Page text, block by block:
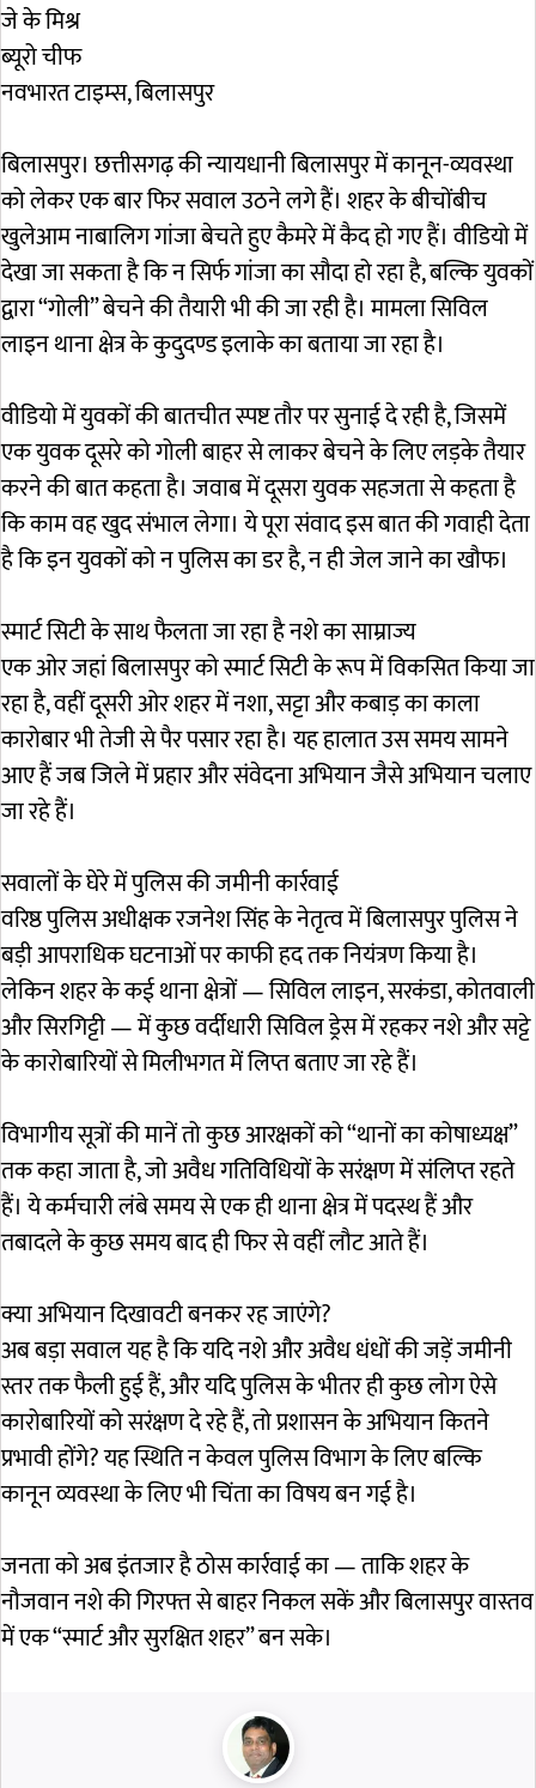
जे के मिश्र
ब्यूरो चीफ
नवभारत टाइम्स, बिलासपुर
बिलासपुर। छत्तीसगढ़ की न्यायधानी बिलासपुर में कानून-व्यवस्था
को लेकर एक बार फिर सवाल उठने लगे हैं। शहर के बीचोंबीच
खुलेआम नाबालिग गांजा बेचते हुए कैमरे में कैद हो गए हैं। वीडियो में
देखा जा सकता है कि न सिर्फ गांजा का सौदा हो रहा है, बल्कि युवकों
द्वारा “गोली” बेचने की तैयारी भी की जा रही है। मामला सिविल
लाइन थाना क्षेत्र के कुदुदण्ड इलाके का बताया जा रहा है।
वीडियो में युवकों की बातचीत स्पष्ट तौर पर सुनाई दे रही है, जिसमें
एक युवक दूसरे को गोली बाहर से लाकर बेचने के लिए लड़के तैयार
करने की बात कहता है। जवाब में दूसरा युवक सहजता से कहता है
कि काम वह खुद संभाल लेगा। ये पूरा संवाद इस बात की गवाही देता
है कि इन युवकों को न पुलिस का डर है, न ही जेल जाने का खौफ।
स्मार्ट सिटी के साथ फैलता जा रहा है नशे का साम्राज्य
एक ओर जहां बिलासपुर को स्मार्ट सिटी के रूप में विकसित किया जा
रहा है, वहीं दूसरी ओर शहर में नशा, सट्टा और कबाड़ का काला
कारोबार भी तेजी से पैर पसार रहा है। यह हालात उस समय सामने
आए हैं जब जिले में प्रहार और संवेदना अभियान जैसे अभियान चलाए
जा रहे हैं।
सवालों के घेरे में पुलिस की जमीनी कार्रवाई
वरिष्ठ पुलिस अधीक्षक रजनेश सिंह के नेतृत्व में बिलासपुर पुलिस ने
बड़ी आपराधिक घटनाओं पर काफी हद तक नियंत्रण किया है।
लेकिन शहर के कई थाना क्षेत्रों — सिविल लाइन, सरकंडा, कोतवाली
और सिरगिट्टी — में कुछ वर्दीधारी सिविल ड्रेस में रहकर नशे और सट्टे
के कारोबारियों से मिलीभगत में लिप्त बताए जा रहे हैं।
विभागीय सूत्रों की मानें तो कुछ आरक्षकों को “थानों का कोषाध्यक्ष”
तक कहा जाता है, जो अवैध गतिविधियों के सरंक्षण में संलिप्त रहते
हैं। ये कर्मचारी लंबे समय से एक ही थाना क्षेत्र में पदस्थ हैं और
तबादले के कुछ समय बाद ही फिर से वहीं लौट आते हैं।
क्या अभियान दिखावटी बनकर रह जाएंगे?
अब बड़ा सवाल यह है कि यदि नशे और अवैध धंधों की जड़ें जमीनी
स्तर तक फैली हुई हैं, और यदि पुलिस के भीतर ही कुछ लोग ऐसे
कारोबारियों को सरंक्षण दे रहे हैं, तो प्रशासन के अभियान कितने
प्रभावी होंगे? यह स्थिति न केवल पुलिस विभाग के लिए बल्कि
कानून व्यवस्था के लिए भी चिंता का विषय बन गई है।
जनता को अब इंतजार है ठोस कार्रवाई का — ताकि शहर के
नौजवान नशे की गिरफ्त से बाहर निकल सकें और बिलासपुर वास्तव
में एक “स्मार्ट और सुरक्षित शहर” बन सके।